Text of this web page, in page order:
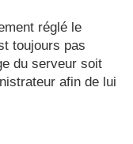
réglé le
toujours pas
du serveur soit
afin de lui